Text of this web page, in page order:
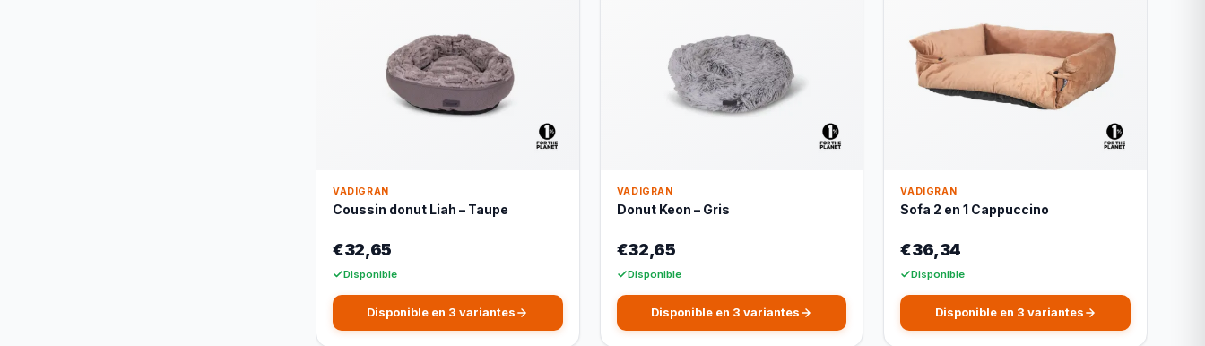
VADIGRAN
Coussin donut Liah – Taupe
€32,65
Disponible
Disponible en 3 variantes
VADIGRAN
Donut Keon – Gris
€32,65
Disponible
Disponible en 3 variantes
VADIGRAN
Sofa 2 en 1 Cappuccino
€36,34
Disponible
Disponible en 3 variantes